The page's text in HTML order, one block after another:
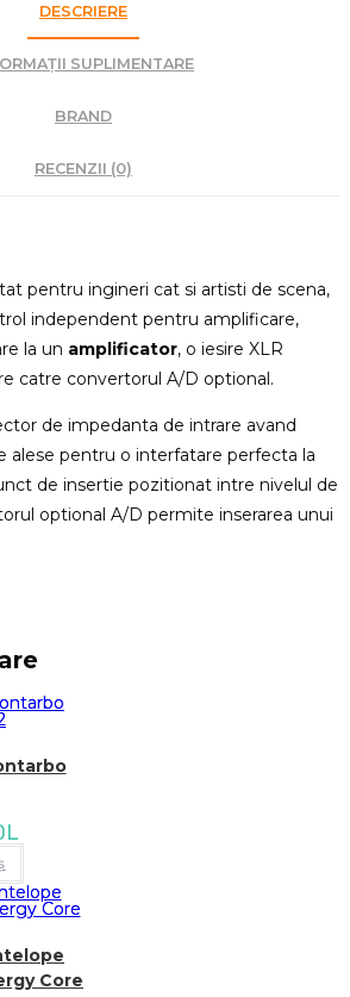
DESCRIERE
SUPLIMENTARE
BRAND
RECENZII (0)
pentru ingineri cat si artisti de scena,
independent pentru amplificare,
la un amplificator, o iesire XLR
catre convertorul A/D optional.
de impedanta de intrare avand
alese pentru o interfatare perfecta la
de insertie pozitionat intre nivelul de
optional A/D permite inserarea unui
Core